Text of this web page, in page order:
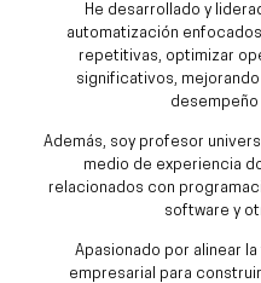
He desarrollado y
automatización
repetitivas, optimizar
significativos,
desempeño
Además, soy profesor
medio de experiencia
relacionados con
software y
Apasionado por alinear
empresarial para